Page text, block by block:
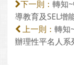
下一則： 轉知
導教育及SEL增
上一則： 轉知
辦理性平名人系